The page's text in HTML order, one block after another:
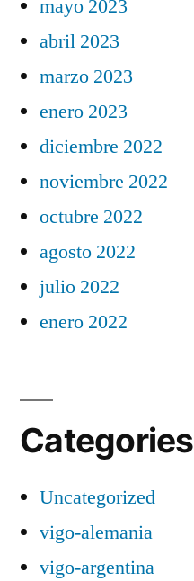
mayo 2023
abril 2023
marzo 2023
enero 2023
diciembre 2022
noviembre 2022
octubre 2022
agosto 2022
julio 2022
enero 2022
Categories
Uncategorized
vigo-alemania
vigo-argentina